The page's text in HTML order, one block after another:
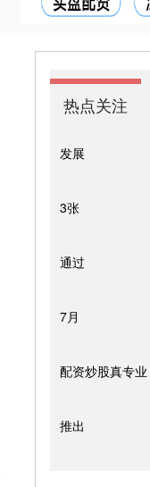
热点关注
发展
3张
通过
7月
配资炒股真专业
推出